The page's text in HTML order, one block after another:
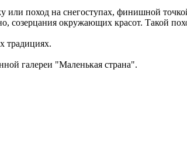
поход на снегоступах, финишной
окружающих красот. Такой
традициях.
галереи "Маленькая страна".